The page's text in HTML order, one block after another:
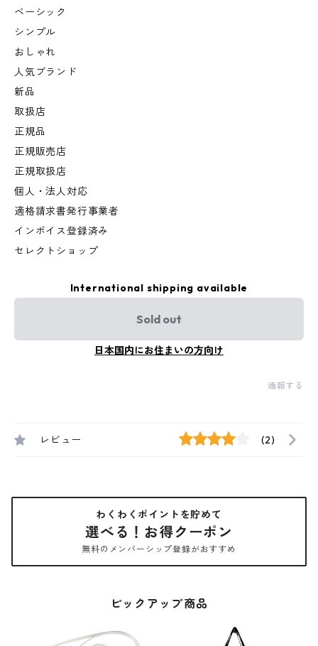
ベーシック
シンプル
おしゃれ
人気ブランド
新品
取扱店
正規品
正規販売店
正規取扱店
個人・法人対応
適格請求書発行事業者
インボイス登録済み
セレクトショップ
International shipping available
Sold out
日本国内にお住まいの方向け
通報する
レビュー (2)
わくわくポイントを貯めて
選べる！お得クーポン
無料のメンバーシップ登録がおすすめ
ピックアップ商品